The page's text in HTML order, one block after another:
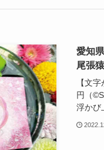
愛知
尾張
【文
円（
浮かび